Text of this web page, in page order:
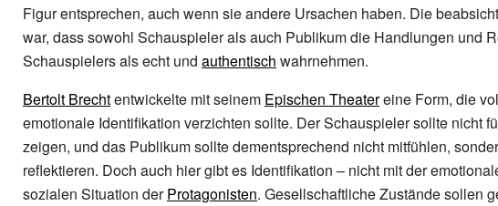
Figur entsprechen, auch wenn sie andere Ursachen haben. Die
war, dass sowohl Schauspieler als auch Publikum die Handlungen und
Schauspielers als echt und authentisch wahrnehmen.
Bertolt Brechtentwickelte mit seinem Epischen Theatereine Form, die
emotionale Identifikation verzichten sollte. Der Schauspieler sollte nicht
zeigen, und das Publikum sollte dementsprechend nicht mitfühlen,
reflektieren. Doch auch hier gibt es Identifikation – nicht mit der
sozialen Situation derProtagonisten. Gesellschaftliche Zustände sollen